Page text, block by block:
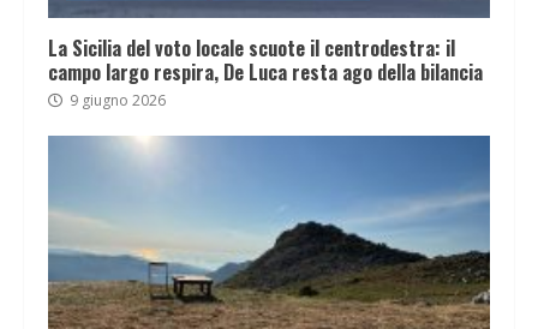
La Sicilia del voto locale scuote il centrodestra: il
campo largo respira, De Luca resta ago della bilancia
9 giugno 2026